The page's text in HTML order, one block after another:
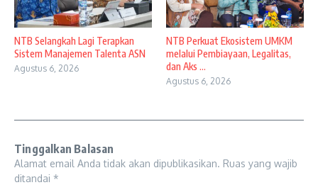
NTB Selangkah Lagi Terapkan
Sistem Manajemen Talenta ASN
Agustus 6, 2026
NTB Perkuat Ekosistem UMKM
melalui Pembiayaan, Legalitas,
dan Aks ...
Agustus 6, 2026
Tinggalkan Balasan
Alamat email Anda tidak akan dipublikasikan. Ruas yang wajib
ditandai *